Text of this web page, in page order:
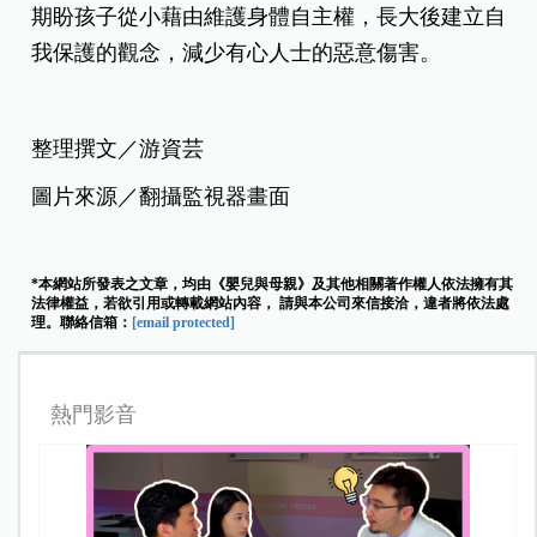
期盼孩子從小藉由維護身體自主權，長大後建立自
我保護的觀念，減少有心人士的惡意傷害。
整理撰文／游資芸
圖片來源／翻攝監視器畫面
*本網站所發表之文章，均由《嬰兒與母親》及其他相關著作權人依法擁有其
法律權益，若欲引用或轉載網站內容， 請與本公司來信接洽，違者將依法處
理。聯絡信箱： [email protected]
熱門影音